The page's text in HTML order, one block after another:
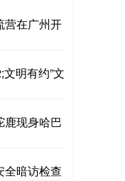
营在广州开
明有约”文
鹿现身哈巴
全暗访检查